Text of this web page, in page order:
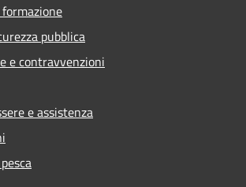
pubblica
e contravvenzioni
e assistenza